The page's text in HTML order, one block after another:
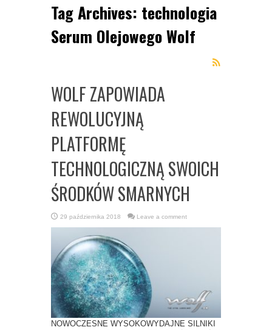
Tag Archives: technologia
Serum Olejowego Wolf
WOLF ZAPOWIADA
REWOLUCYJNĄ
PLATFORMĘ
TECHNOLOGICZNĄ SWOICH
ŚRODKÓW SMARNYCH
29 października 2018 Leave a comment
NOWOCZESNE WYSOKOWYDAJNE SILNIKI